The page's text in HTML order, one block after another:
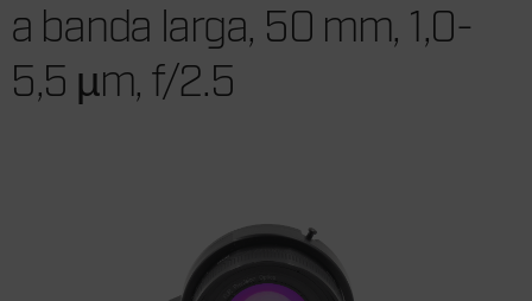
a banda larga, 50 mm, 1,0-
5,5 µm, f/2.5